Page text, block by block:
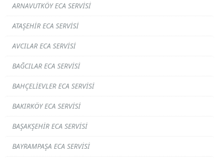
ARNAVUTKÖY ECA SERVISI
ATAŞEHIR ECA SERVISI
AVCILAR ECA SERVISI
BAĞCILAR ECA SERVISI
BAHÇELIEVLER ECA SERVISI
BAKIRKÖY ECA SERVISI
BAŞAKŞEHIR ECA SERVISI
BAYRAMPAŞA ECA SERVISI